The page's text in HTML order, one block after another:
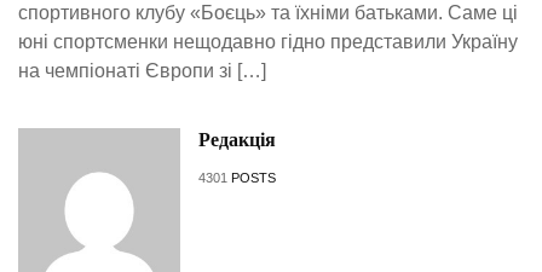
спортивного клубу «Боєць» та їхніми батьками. Саме ці
юні спортсменки нещодавно гідно представили Україну
на чемпіонаті Європи зі […]
Редакція
4301 POSTS